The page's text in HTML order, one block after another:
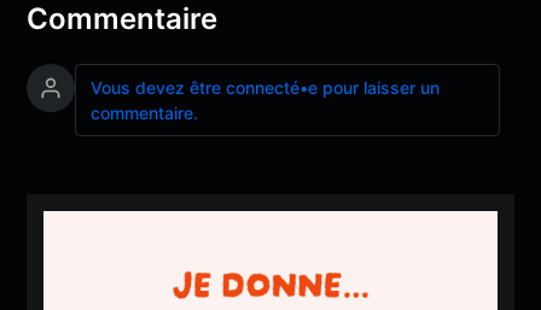
Commentaire
Vous devez être connecté•e pour laisser un
commentaire.